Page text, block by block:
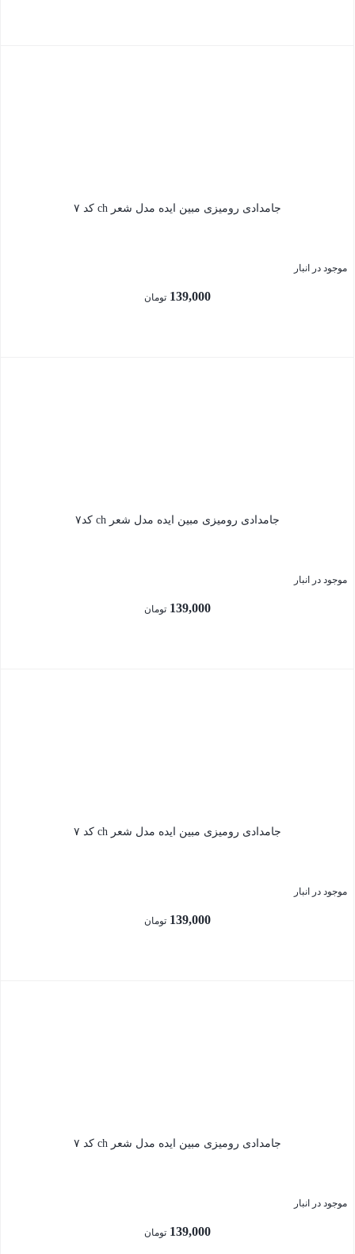
جامدادی رومیزی مبین ایده مدل شعر ch کد ۷
موجود در انبار
139,000 تومان
جامدادی رومیزی مبین ایده مدل شعر ch کد۷
موجود در انبار
139,000 تومان
جامدادی رومیزی مبین ایده مدل شعر ch کد ۷
موجود در انبار
139,000 تومان
جامدادی رومیزی مبین ایده مدل شعر ch کد ۷
موجود در انبار
139,000 تومان